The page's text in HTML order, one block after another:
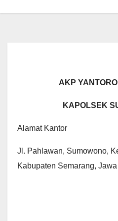
AKP
KAPOLSEK
Alamat Kantor
Jl. Pahlawan, Sumowono,
Kabupaten Semarang,